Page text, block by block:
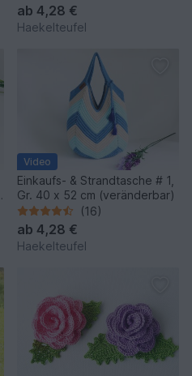
ab 4,28 €
Haekelteufel
Video
Einkaufs- & Strandtasche # 1,
Gr. 40 x 52 cm (veränderbar)
(16)
ab 4,28 €
Haekelteufel